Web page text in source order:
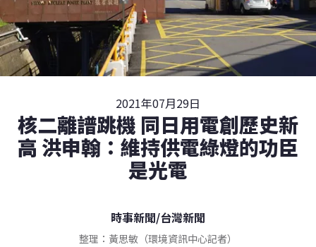
2021年07月29日
核二離譜跳機 同日用電創歷史新
高 洪申翰：維持供電綠燈的功臣
是光電
時事新聞/台灣新聞
整理：黃思敏（環境資訊中心記者）